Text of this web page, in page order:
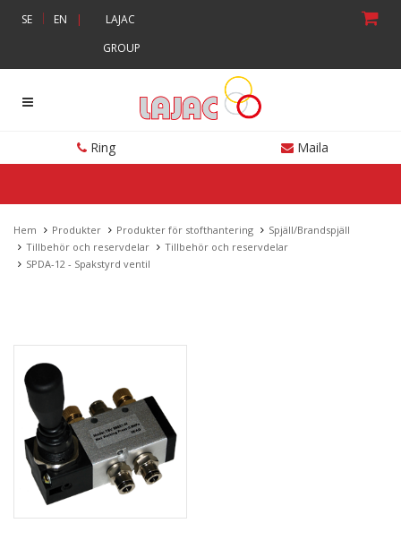
SE | EN |
LAJAC
GROUP
Ring Maila
Hem Produkter Produkter för stofthantering
Spjäll/Brandspjäll
Tillbehör och reservdelar
Tillbehör och reservdelar
SPDA-12 - Spakstyrd ventil